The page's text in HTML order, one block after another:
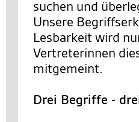
suchen und
Unsere
Lesbarkeit wird
Vertreterinnen
mitgemeint.
Drei Begriffe -